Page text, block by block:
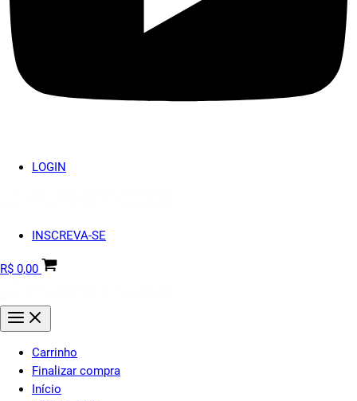
LOGIN
INSCREVA-SE
R$ 0,00
Carrinho
Finalizar compra
Início